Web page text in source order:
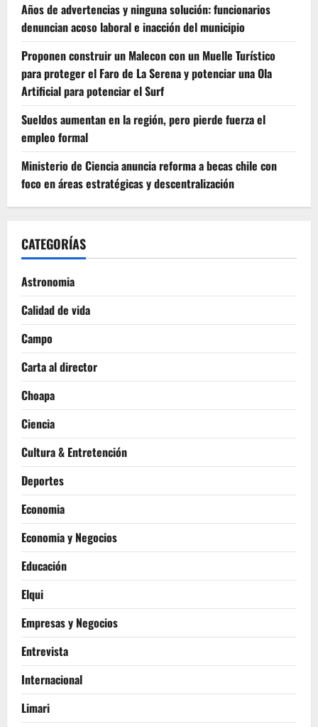
Años de advertencias y ninguna solución: funcionarios
denuncian acoso laboral e inacción del municipio
Proponen construir un Malecon con un Muelle Turístico
para proteger el Faro de La Serena y potenciar una Ola
Artificial para potenciar el Surf
Sueldos aumentan en la región, pero pierde fuerza el
empleo formal
Ministerio de Ciencia anuncia reforma a becas chile con
foco en áreas estratégicas y descentralización
CATEGORÍAS
Astronomia
Calidad de vida
Campo
Carta al director
Choapa
Ciencia
Cultura & Entretención
Deportes
Economia
Economia y Negocios
Educación
Elqui
Empresas y Negocios
Entrevista
Internacional
Limari